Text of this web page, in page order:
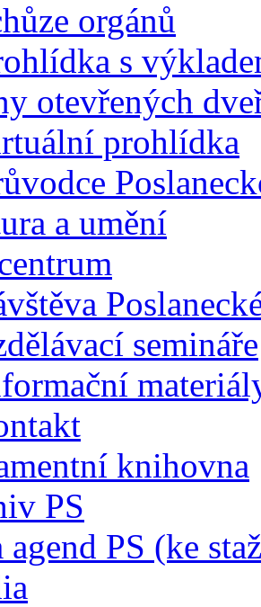
orgánů
s
otevřených
prohlídka
a umění
semináře
knihovna
PS
agend PS (ke